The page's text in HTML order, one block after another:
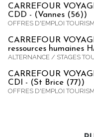
CARREFOUR
CDD - (Vannes (56))
OFFRES D'EMPLOI
CARREFOUR
ressources humaines
ALTERNANCE / STAGES
CARREFOUR
CDI - (St Brice (77))
OFFRES D'EMPLOI